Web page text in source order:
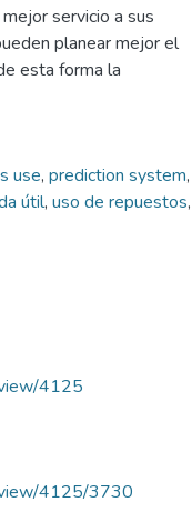
servicio a sus
planear mejor el
esta forma la
use, prediction system,
útil, uso de repuestos,
4125
view/4125/3730